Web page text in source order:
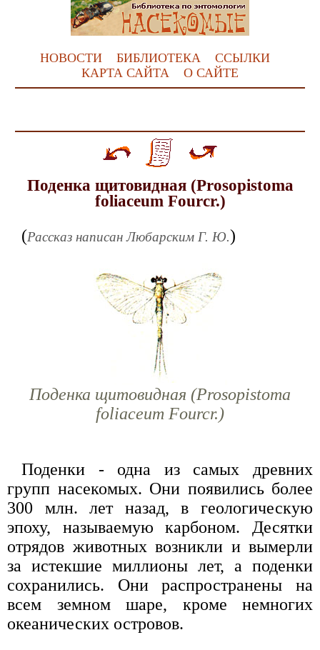
НОВОСТИ БИБЛИОТЕКА
ССЫЛКИ
КАРТА САЙТА
О САЙТЕ
Поденка щитовидная (Prosopistoma
foliaceum Fourcr.)
(Рассказ написан Любарским Г. Ю.)
Поденка щитовидная (Prosopistoma
foliaceum Fourcr.)
Поденки - одна из самых древних
групп насекомых. Они появились более
300 млн. лет назад, в геологическую
эпоху, называемую карбоном. Десятки
отрядов животных возникли и вымерли
за истекшие миллионы лет, а поденки
сохранились. Они распространены на
всем земном шаре, кроме немногих
океанических островов.